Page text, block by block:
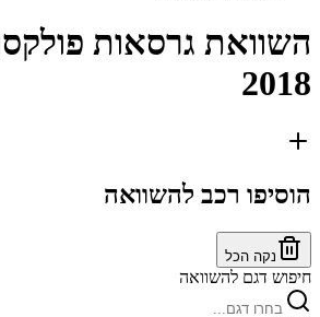
השוואת גרסאות
2018
הוסיפו רכב להשוואה
נקה הכל
חיפוש דגם להשוואה